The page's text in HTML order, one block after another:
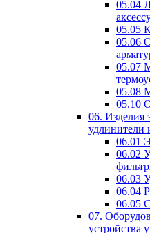
05.04
05.05
05.06
05.07
05.08
05.10
06. Изделия
удлинители
06.01
06.02
06.03
06.04
06.05
07.
устройства